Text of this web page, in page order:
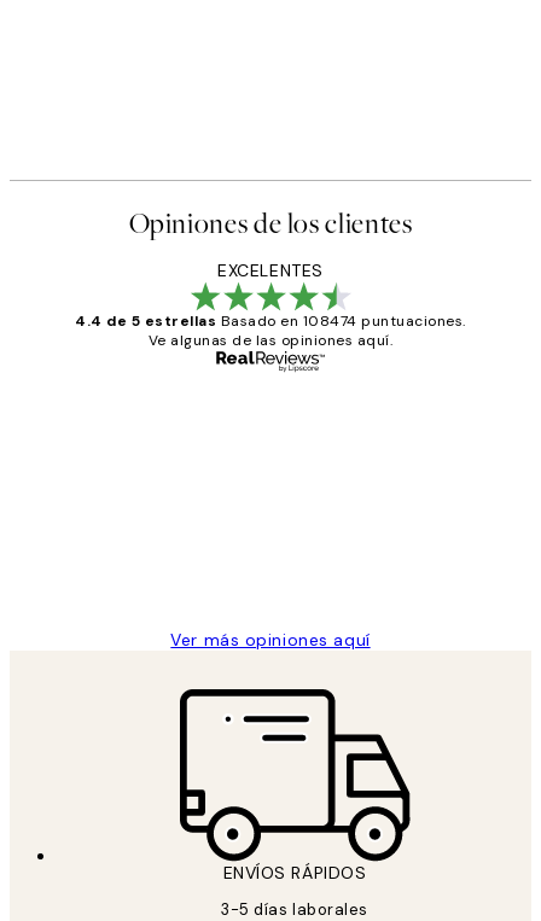
Opiniones de los clientes
EXCELENTES
4.4 de 5 estrellas Basado en 108474 puntuaciones.
Ve algunas de las opiniones aquí.
Ver más opiniones aquí
ENVÍOS RÁPIDOS
3-5 días laborales